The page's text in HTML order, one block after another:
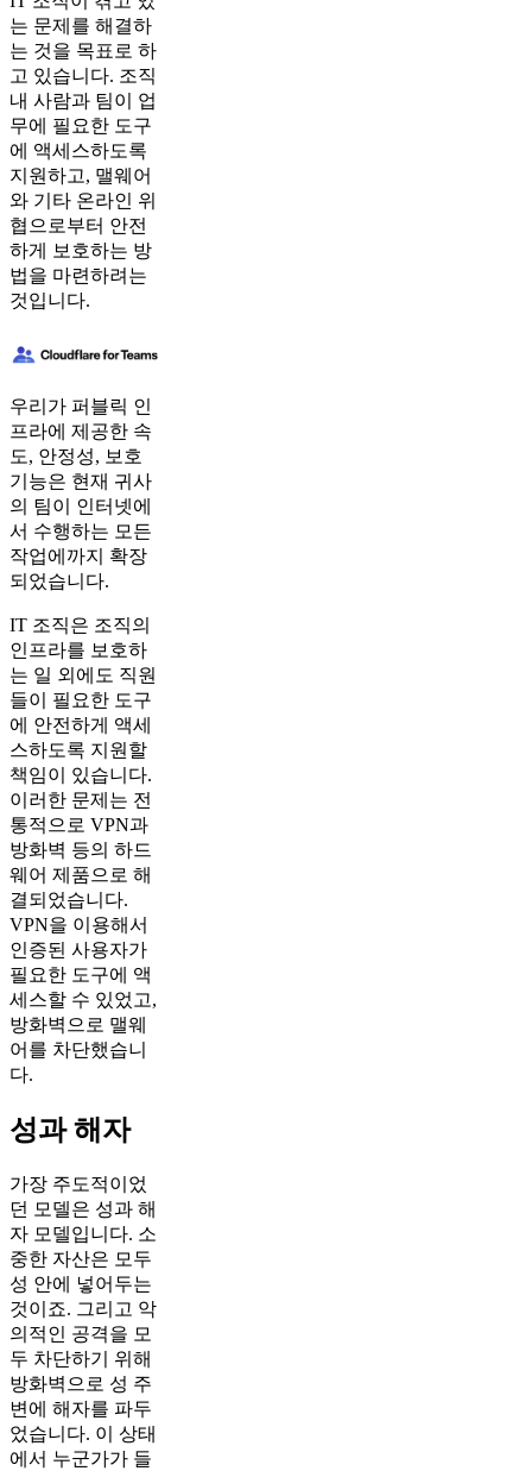
는 문제를 해결하
는 것을 목표로 하
고 있습니다. 조직
내 사람과 팀이 업
무에 필요한 도구
에 액세스하도록
지원하고, 맬웨어
와 기타 온라인 위
협으로부터 안전
하게 보호하는 방
법을 마련하려는
것입니다.
우리가 퍼블릭 인
프라에 제공한 속
도, 안정성, 보호
기능은 현재 귀사
의 팀이 인터넷에
서 수행하는 모든
작업에까지 확장
되었습니다.
IT 조직은 조직의
인프라를 보호하
는 일 외에도 직원
들이 필요한 도구
에 안전하게 액세
스하도록 지원할
책임이 있습니다.
이러한 문제는 전
통적으로 VPN과
방화벽 등의 하드
웨어 제품으로 해
결되었습니다.
VPN을 이용해서
인증된 사용자가
필요한 도구에 액
세스할 수 있었고,
방화벽으로 맬웨
어를 차단했습니
다.
성과 해자
가장 주도적이었
던 모델은 성과 해
자 모델입니다. 소
중한 자산은 모두
성 안에 넣어두는
것이죠. 그리고 악
의적인 공격을 모
두 차단하기 위해
방화벽으로 성 주
변에 해자를 파두
었습니다. 이 상태
에서 누군가가 들